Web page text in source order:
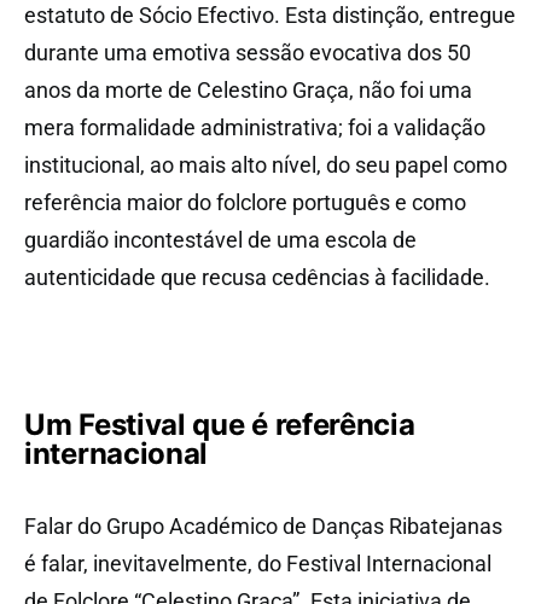
estatuto de Sócio Efectivo. Esta distinção, entregue
durante uma emotiva sessão evocativa dos 50
anos da morte de Celestino Graça, não foi uma
mera formalidade administrativa; foi a validação
institucional, ao mais alto nível, do seu papel como
referência maior do folclore português e como
guardião incontestável de uma escola de
autenticidade que recusa cedências à facilidade.
Um Festival que é referência
internacional
Falar do Grupo Académico de Danças Ribatejanas
é falar, inevitavelmente, do Festival Internacional